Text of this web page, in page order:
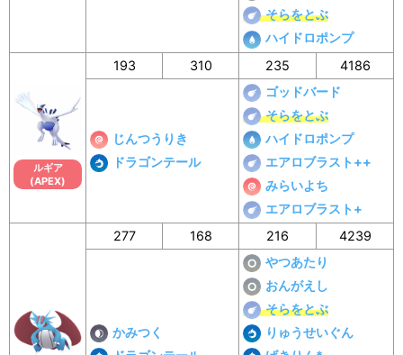
そらをとぶ
ハイドロポンプ
ルギア
(APEX)
193 310 235 4186
じんつうりき
ドラゴンテール
ゴッドバード
そらをとぶ
ハイドロポンプ
エアロブラスト++
みらいよち
エアロブラスト+
277 168 216 4239
かみつく
やつあたり
おんがえし
そらをとぶ
りゅうせいぐん